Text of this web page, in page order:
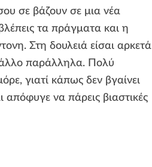
σε βάζουν σε μια νέα
τα πράγματα και η
Στη δουλειά είσαι αρκετά
άλλο παράλληλα. Πολύ
γιατί κάπως δεν βγαίνει
να πάρεις βιαστικές